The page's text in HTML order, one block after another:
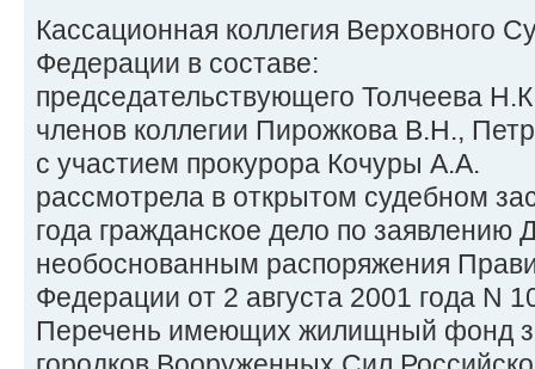
Кассационная коллегия Верховного
Федерации в составе:
председательствующего Толчеева
членов коллегии Пирожкова В.Н.,
с участием прокурора Кочуры А.А.
рассмотрела в открытом судебном
года гражданское дело по заявлению
необоснованным распоряжения
Федерации от 2 августа 2001 года N
Перечень имеющих жилищный фонд